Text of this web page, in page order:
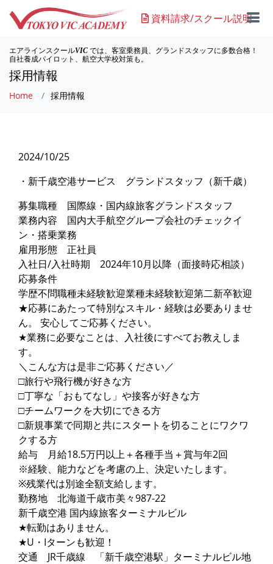
資料請求/スクール説明
エアラインスクールVIC では、客室乗務員、グランドスタッフに多数合格！
自社養成パイロット、航空大学校対策も。
採用情報
Home 採用情報
2024/10/25
・新千歳空港サービス グランドスタッフ（新千歳）
募集職種 国際線・国内線旅客グランドスタッフ
業務内容 国内大手航空グループ会社のチェックイ
ン・搭乗業務
雇用形態 正社員
入社日/入社時期 2024年10月以降（面接時応相談）
応募条件
学歴不問職種未経験歓迎業種未経験歓迎第二新卒歓迎
★応募にあたって特別なスキル・経験は必要ありませ
ん。 安心してご応募ください。
★業務に必要なことは、入社後にすべてお教えしま
す。
＼こんな方は是非ご応募ください／
□旅行や飛行機が好きな方
□丁寧な「おもてなし」や接客が好きな方
□チームワークを大切にできる方
□新規事業で同期と共にスタートを切ることにワクワ
クする方
給与 月給18.5万円以上＋各種手当＋賞与年2回
※経験、能力などを考慮の上、決定いたします。
※残業代は別途全額支給します。
勤務地 北海道千歳市美々987-22
新千歳空港 国内線旅客ターミナルビル
★転勤はありません。
★U・Iターンも歓迎！
交通 JR千歳線 「新千歳空港駅」ターミナルビル地